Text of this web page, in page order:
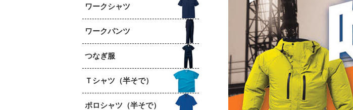
ワークシャツ
ワークパンツ
つなぎ服
Ｔシャツ（半そで）
ポロシャツ（半そで）